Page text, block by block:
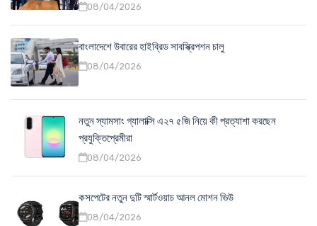
08/04/2026
বাংলাদেশে উবারের হাইব্রিড সাবস্ক্রিপশন চালু
08/04/2026
নতুন স্যামসাং গ্যালাক্সি এ২৭ ৫জি নিয়ে কী প্রত্যাশা করছেন
প্রযুক্তিপ্রেমীরা
08/04/2026
কসপেটের নতুন দুটি স্মার্টওয়াচ আনল মোশন ভিউ
08/04/2026